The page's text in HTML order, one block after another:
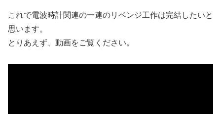
これで電波時計関連の一連のリベンジ工作は完結したいと
思います。
とりあえず、動画をご覧ください。